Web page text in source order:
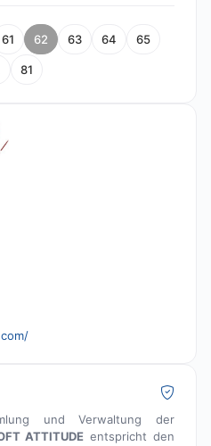
61 62 63 64 65
81
und Verwaltung der
ATTITUDE entspricht den